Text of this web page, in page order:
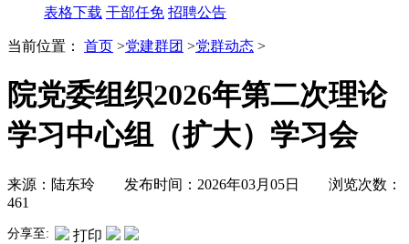
表格下载 干部任免 招聘公告
当前位置： 首页 >党建群团 >党群动态 >
院党委组织2026年第二次理论
学习中心组（扩大）学习会
来源：陆东玲 发布时间：2026年03月05日 浏览次数：
461
分享至: 打印